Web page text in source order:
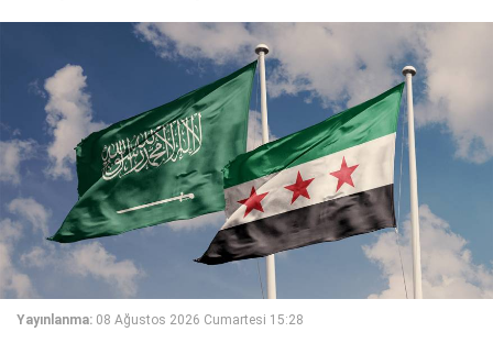
Yayınlanma: 08 Ağustos 2026 Cumartesi 15:28